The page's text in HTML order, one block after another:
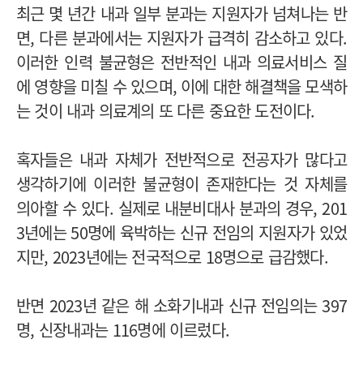
최근 몇 년간 내과 일부 분과는 지원자가 넘쳐나는 반
면, 다른 분과에서는 지원자가 급격히 감소하고 있다.
이러한 인력 불균형은 전반적인 내과 의료서비스 질
에 영향을 미칠 수 있으며, 이에 대한 해결책을 모색하
는 것이 내과 의료계의 또 다른 중요한 도전이다.
혹자들은 내과 자체가 전반적으로 전공자가 많다고
생각하기에 이러한 불균형이 존재한다는 것 자체를
의아할 수 있다. 실제로 내분비대사 분과의 경우, 201
3년에는 50명에 육박하는 신규 전임의 지원자가 있었
지만, 2023년에는 전국적으로 18명으로 급감했다.
반면 2023년 같은 해 소화기내과 신규 전임의는 397
명, 신장내과는 116명에 이르렀다.